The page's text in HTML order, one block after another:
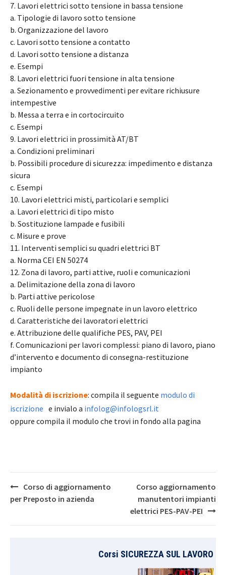
7. Lavori elettrici sotto tensione in bassa tensione
a. Tipologie di lavoro sotto tensione
b. Organizzazione del lavoro
c. Lavori sotto tensione a contatto
d. Lavori sotto tensione a distanza
e. Esempi
8. Lavori elettrici fuori tensione in alta tensione
a. Sezionamento e provvedimenti per evitare richiusure
intempestive
b. Messa a terra e in cortocircuito
c. Esempi
9. Lavori elettrici in prossimità AT/BT
a. Condizioni preliminari
b. Possibili procedure di sicurezza: impedimento e distanza
sicura
c. Esempi
10. Lavori elettrici misti, particolari e semplici
a. Lavori elettrici di tipo misto
b. Sostituzione lampade e fusibili
c. Misure e prove
11. Interventi semplici su quadri elettrici BT
a. Norma CEI EN 50274
12. Zona di lavoro, parti attive, ruoli e comunicazioni
a. Delimitazione della zona di lavoro
b. Parti attive pericolose
c. Ruoli delle persone impegnate in un lavoro elettrico
d. Caratteristiche dei lavoratori elettrici
e. Attribuzione delle qualifiche PES, PAV, PEI
f. Comunicazioni per lavori complessi: piano di lavoro, piano
d’intervento e documento di consegna-restituzione
impianto
Modalità di iscrizione: compila il seguente modulo di
iscrizione e invialo a infolog@infologsrl.it
oppure compila il modulo che trovi in fondo alla pagina
Post
navigation
Corso di aggiornamento
per Preposto in azienda
Corso aggiornamento
manutentori impianti
elettrici PES-PAV-PEI
Corsi SICUREZZA SUL LAVORO